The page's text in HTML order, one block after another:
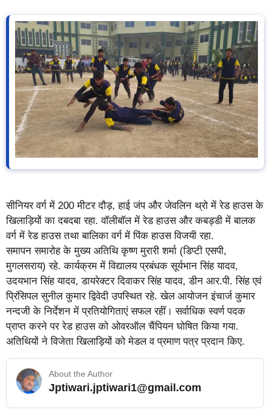
सीनियर वर्ग में 200 मीटर दौड़, हाई जंप और जेवलिन थ्रो में रेड हाउस के
खिलाड़ियों का दबदबा रहा. वॉलीबॉल में रेड हाउस और कबड्डी में बालक
वर्ग में रेड हाउस तथा बालिका वर्ग में पिंक हाउस विजयी रहा.
समापन समारोह के मुख्य अतिथि कृष्ण मुरारी शर्मा (डिप्टी एसपी,
मुगलसराय) रहे. कार्यक्रम में विद्यालय प्रबंधक सूर्यभान सिंह यादव,
उदयभान सिंह यादव, डायरेक्टर दिवाकर सिंह यादव, डीन आर.पी. सिंह एवं
प्रिंसिपल सुनील कुमार द्विवेदी उपस्थित रहे. खेल आयोजन इंचार्ज कुमार
नन्दजी के निर्देशन में प्रतियोगिताएं सफल रहीं। सर्वाधिक स्वर्ण पदक
प्राप्त करने पर रेड हाउस को ओवरऑल चैंपियन घोषित किया गया.
अतिथियों ने विजेता खिलाड़ियों को मेडल व प्रमाण पत्र प्रदान किए.
About the Author
Jptiwari.jptiwari1@gmail.com… Read More